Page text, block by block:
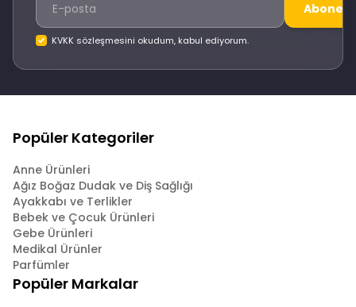
Abone
KVKK sözleşmesini okudum, kabul ediyorum.
Popüler Kategoriler
Anne Ürünleri
Ağız Boğaz Dudak ve Diş Sağlığı
Ayakkabı ve Terlikler
Bebek ve Çocuk Ürünleri
Gebe Ürünleri
Medikal Ürünler
Parfümler
Popüler Markalar